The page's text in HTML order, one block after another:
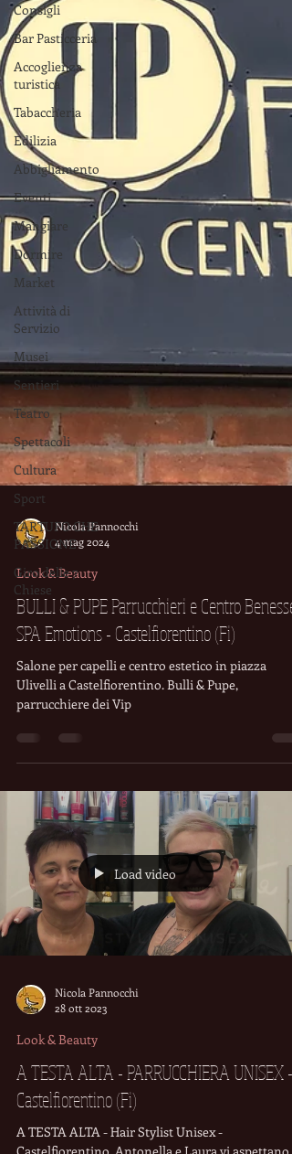
Consigli
Bar Pasticceria
Accoglienza
turistica
Tabaccheria
Edilizia
Abbigliamento
Eventi
Mangiare
Dormire
Market
Attività di
Servizio
Musei
Sentieri
Teatro
Spettacoli
Cultura
Sport
TARTUFO CHE
PASSIONE
Giro delle 7
Chiese
Nicola Pannocchi
4 mag 2024
Look & Beauty
BULLI & PUPE Parrucchieri e Centro
SPA Emotions - Castelfiorentino (Fi)
Salone per capelli e centro estetico in piazza
parrucchiere dei Vip
Load video
Nicola Pannocchi
28 ott 2023
Look & Beauty
A TESTA ALTA - PARRUCCHIERA UNISEX -
Castelfiorentino (Fi)